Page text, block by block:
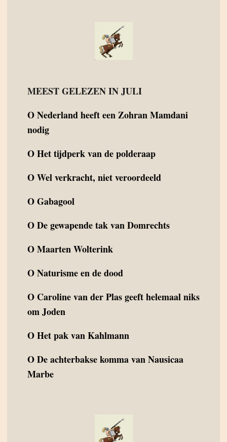
MEEST GELEZEN IN JULI
ONederland heeft een Zohran Mamdani
nodig
OHet tijdperk van de polderaap
OWel verkracht, niet veroordeeld
OGabagool
ODe gewapende tak van Domrechts
OMaarten Wolterink
ONaturisme en de dood
O Caroline van der Plas geeft helemaal niks
om Joden
OHet pak van Kahlmann
ODe achterbakse komma van Nausicaa
Marbe